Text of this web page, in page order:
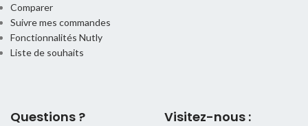
Comparer
Suivre mes commandes
Fonctionnalités Nutly
Liste de souhaits
Questions ?
Visitez-nous :